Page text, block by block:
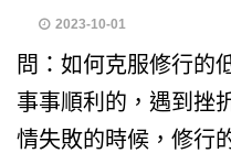
2023-10-01
問：如何克服修行的
事事順利的，遇到挫
情失敗的時候，修行